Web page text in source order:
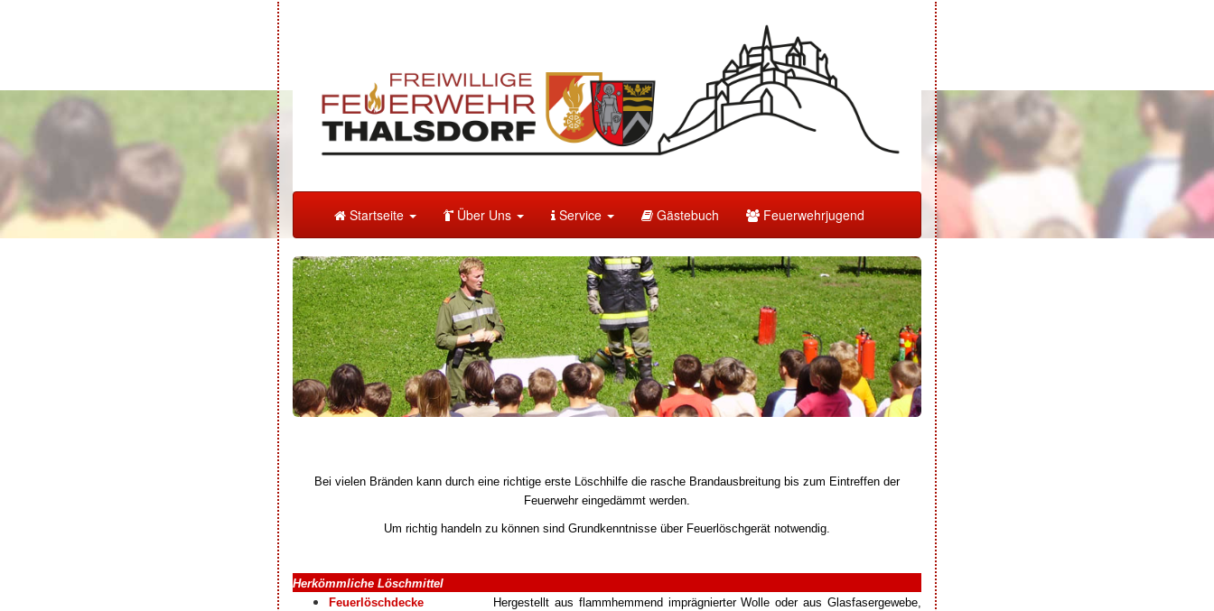
Startseite Über Uns Service Gästebuch Feuerwehrjugend
Bei vielen Bränden kann durch eine richtige erste Löschhilfe die rasche Brandausbreitung bis zum Eintreffen der
Feuerwehr eingedämmt werden.
Um richtig handeln zu können sind Grundkenntnisse über Feuerlöschgerät notwendig.
Herkömmliche Löschmittel
Feuerlöschdecke
Hergestellt aus flammhemmend imprägnierter Wolle oder aus Glasfasergewebe,